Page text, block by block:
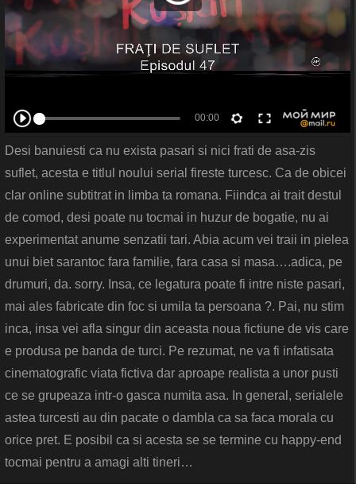
Desi banuiesti ca nu exista pasari si nici frati de asa-zis
suflet, acesta e titlul noului serial fireste turcesc. Ca de obicei
clar online subtitrat in limba ta romana. Fiindca ai trait destul
de comod, desi poate nu tocmai in huzur de bogatie, nu ai
experimentat anume senzatii tari. Abia acum vei traii in pielea
unui biet sarantoc fara familie, fara casa si masa….adica, pe
drumuri, da. sorry. Insa, ce legatura poate fi intre niste pasari,
mai ales fabricate din foc si umila ta persoana ?. Pai, nu stim
inca, insa vei afla singur din aceasta noua fictiune de vis care
e produsa pe banda de turci. Pe rezumat, ne va fi infatisata
cinematografic viata fictiva dar aproape realista a unor pusti
ce se grupeaza intr-o gasca numita asa. In general, serialele
astea turcesti au din pacate o dambla ca sa faca morala cu
orice pret. E posibil ca si acesta se se termine cu happy-end
tocmai pentru a amagi alti tineri…